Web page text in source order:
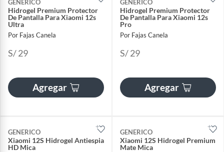
GENERICO
Hidrogel Premium Protector
De Pantalla Para Xiaomi 12s
Ultra
Por Fajas Canela
S/ 29
Agregar
GENERICO
Hidrogel Premium Protector
De Pantalla Para Xiaomi 12s
Pro
Por Fajas Canela
S/ 29
Agregar
GENERICO
Xiaomi 12S Hidrogel Antiespia
HD Mica
GENERICO
Xiaomi 12S Hidrogel Premium
Mate Mica